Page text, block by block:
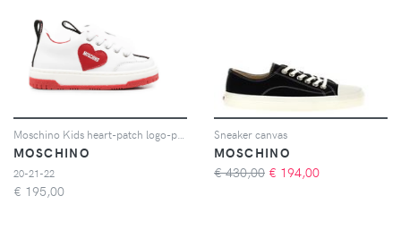
MOSCHINO
20-21-22
€ 195,00
Sneaker canvas
MOSCHINO
€ 430,00 € 194,00